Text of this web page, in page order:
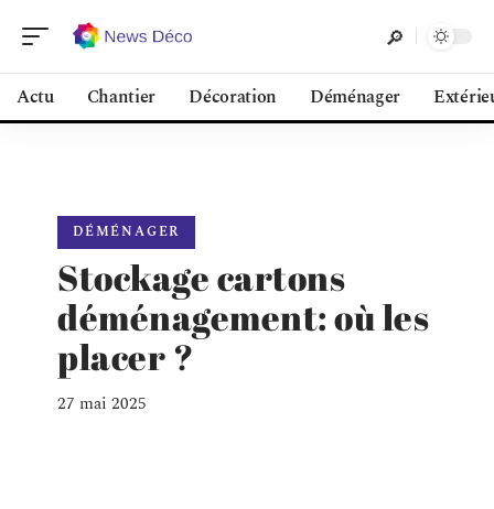
Actu Chantier Décoration Déménager
DÉMÉNAGER
Stockage cartons
déménagement: où les
placer ?
27 mai 2025